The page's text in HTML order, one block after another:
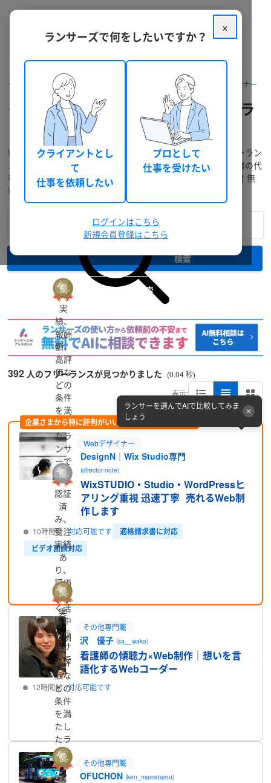
クラウドソーシング ランサーズ フリーランスを探す Webデザイナー
モバイルサイトデザイナーをフリーラ
ンス個人へ依頼・外注
料金・口コミ・実績などでモバイルサイトデザイナーのフリーラン
スを検索！提案の募集、業務委託での個人発注・外注から仕事の代
行依頼までWEBで完結！「相談～支払い」もスムーズで簡単！無
料登録で今すぐ利用できます。
検索
詳細検索
392 人のフリーランスが見つかりました (0.04 秒)
表示:
企業さまから特に評判がいい方をピックアップ (PR)
実
績、
報酬
額、
高評
価な
どの
条件
を満
たし
たラ
ンサ
ーで
す
Webデザイナー
DesignN｜Wix Studio専門
(director-note)
WixSTUDIO・Studio・WordPressヒ
アリング重視 迅速丁寧 売れるWeb制
作します
ランサーを選んでAIで比較してみま
しょう
10時間前 対応可能です
適格請求書に対応
ビデオ面談対応
認証
済
み、
受注
実績
あ
り、
評価
が高
く活
躍中
のラ
ンサ
ーで
す
その他専門職
沢 優子(sa__wako)
看護師の傾聴力×Web制作｜想いを言
語化するWebコーダー
12時間前 対応可能です
実
績、
報酬
額、
高評
価な
どの
条件
を満
たし
たラ
ンサ
ーで
す
その他専門職
OFUCHON(ken_mametarou)
実
×
ランサーズで何をしたいですか？
クライアントとし
て
仕事を依頼したい
プロとして
仕事を受けたい
ログインはこちら
新規会員登録はこちら